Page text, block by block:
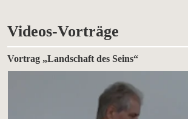
Videos-Vorträge
Vortrag „Landschaft des Seins“